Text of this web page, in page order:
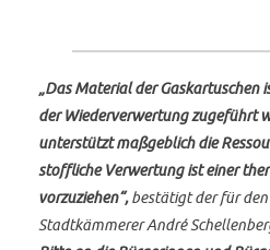
„Das Material der Gaskartuschen
der Wiederverwertung zugeführt
unterstützt maßgeblich die
stoffliche Verwertung ist einer
vorzuziehen“,bestätigt der für den
Stadtkämmerer André